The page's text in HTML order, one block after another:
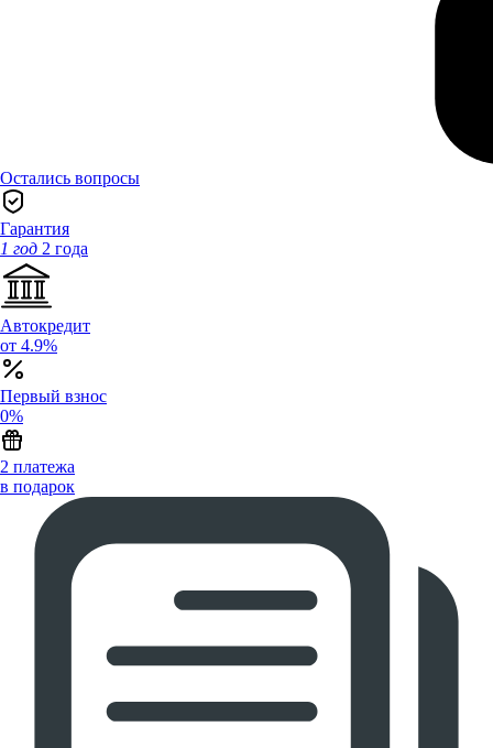
Остались вопросы
Гарантия
1 год 2 года
Автокредит
от 4.9%
Первый взнос
0%
2 платежа
в подарок